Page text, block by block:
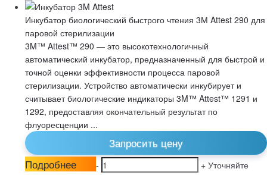
Инкубатор биологический быстрого чтения 3М Attest 290 для
паровой стерилизации
3M™ Attest™ 290 — это высокотехнологичный
автоматический инкубатор, предназначенный для быстрой и
точной оценки эффективности процесса паровой
стерилизации. Устройство автоматически инкубирует и
считывает биологические индикаторы 3M™ Attest™ 1291 и
1292, предоставляя окончательный результат по
флуоресценции ...
Запросить цену
Подробнее
- + Уточняйте